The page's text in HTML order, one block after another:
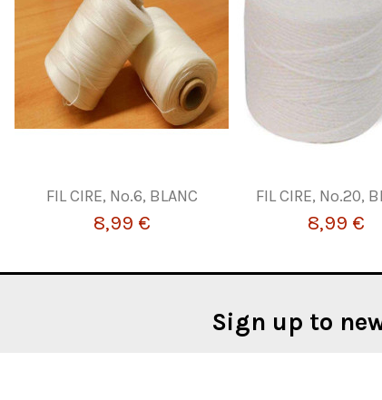
FIL CIRE, Nº.6, BLANC
8,99 €
FIL CIRE, Nº.20,
8,99 €
Sign up to